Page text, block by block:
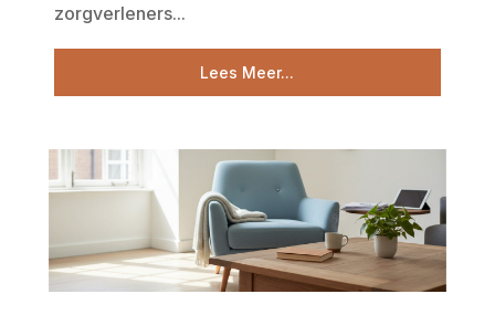
zorgverleners...
Lees Meer...